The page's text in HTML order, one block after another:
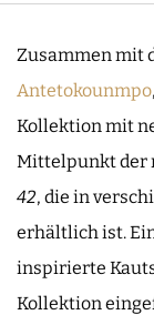
Zusammen mit
Antetokounmpo
Kollektion mit
Mittelpunkt der
42, die in
erhältlich ist.
inspirierte
Kollektion